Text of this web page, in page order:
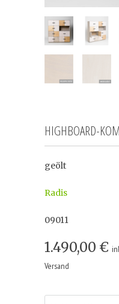
HIGHBOARD-
geölt
Radis
09011
1.490,00 €
Versand